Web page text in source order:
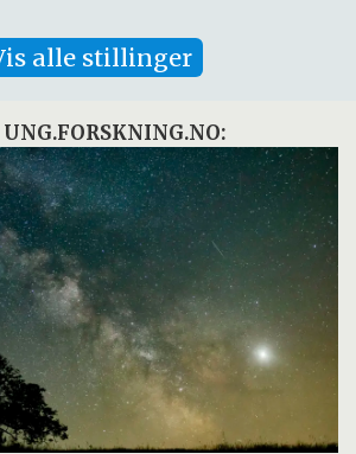
alle stillinger